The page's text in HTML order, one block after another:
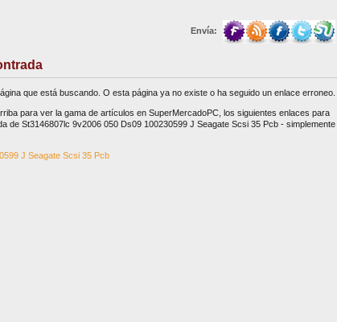
Envía:
que está buscando. O esta página ya no existe o ha seguido un enlace erroneo.
para ver la gama de artículos en SuperMercadoPC, los siguientes enlaces para
de St3146807lc 9v2006 050 Ds09 100230599 J Seagate Scsi 35 Pcb - simplemente
J Seagate Scsi 35 Pcb